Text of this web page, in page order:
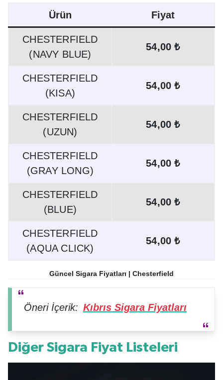
Ürün Fiyat
CHESTERFIELD
(NAVY BLUE)
54,00 ₺
CHESTERFIELD
(KISA)
54,00 ₺
CHESTERFIELD
(UZUN)
54,00 ₺
CHESTERFIELD
(GRAY LONG)
54,00 ₺
CHESTERFIELD
(BLUE)
54,00 ₺
CHESTERFIELD
(AQUA CLICK)
54,00 ₺
Güncel Sigara Fiyatları | Chesterfield
Öneri İçerik: Kıbrıs Sigara Fiyatları
Diğer Sigara Fiyat Listeleri